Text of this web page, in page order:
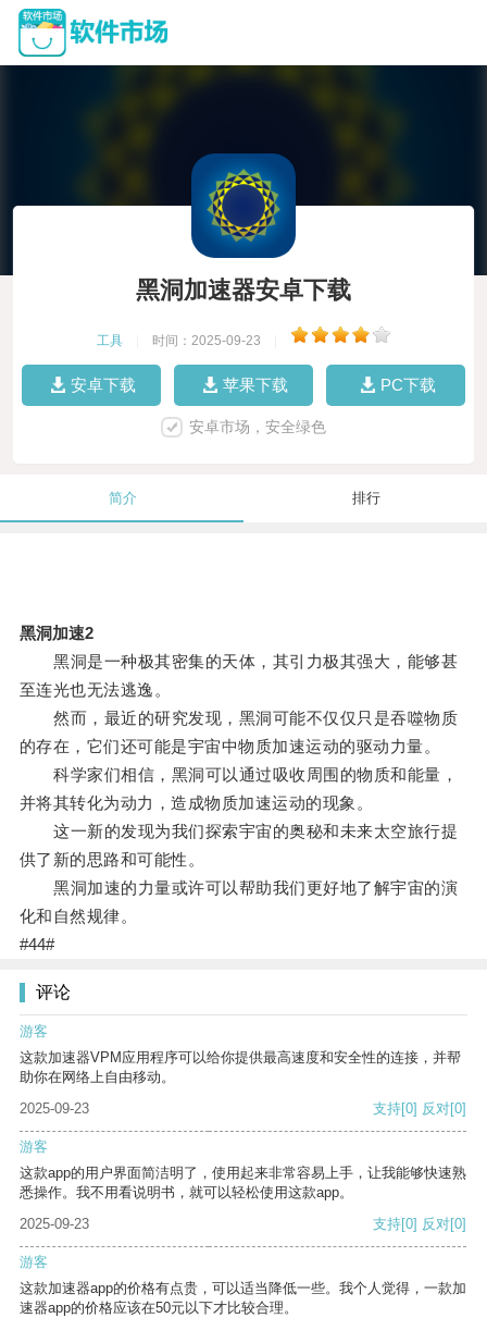
黑洞加速器安卓下载
工具 时间：2025-09-23
安卓下载 苹果下载 PC下载
安卓市场，安全绿色
简介 排行
黑洞加速2
黑洞是一种极其密集的天体，其引力极其强大，能够甚
至连光也无法逃逸。
然而，最近的研究发现，黑洞可能不仅仅只是吞噬物质
的存在，它们还可能是宇宙中物质加速运动的驱动力量。
科学家们相信，黑洞可以通过吸收周围的物质和能量，
并将其转化为动力，造成物质加速运动的现象。
这一新的发现为我们探索宇宙的奥秘和未来太空旅行提
供了新的思路和可能性。
黑洞加速的力量或许可以帮助我们更好地了解宇宙的演
化和自然规律。
#44#
评论
游客
这款加速器VPM应用程序可以给你提供最高速度和安全性的连接，并帮
助你在网络上自由移动。
2025-09-23
支持[0] 反对[0]
游客
这款app的用户界面简洁明了，使用起来非常容易上手，让我能够快速熟
悉操作。我不用看说明书，就可以轻松使用这款app。
2025-09-23
支持[0] 反对[0]
游客
这款加速器app的价格有点贵，可以适当降低一些。我个人觉得，一款加
速器app的价格应该在50元以下才比较合理。